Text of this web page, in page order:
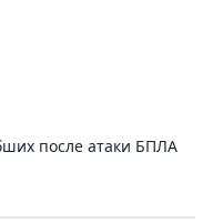
после атаки БПЛА